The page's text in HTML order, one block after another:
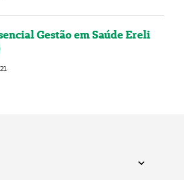
Gestão em Saúde Ereli